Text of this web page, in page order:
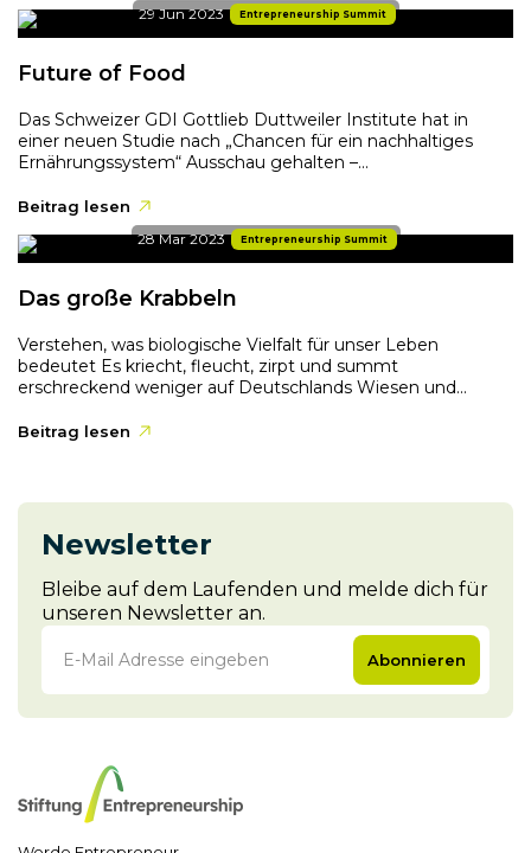
29 Jun 2023 Entrepreneurship Summit
Future of Food
Das Schweizer GDI Gottlieb Duttweiler Institute hat in
einer neuen Studie nach „Chancen für ein nachhaltiges
Ernährungssystem“ Ausschau gehalten –...
Beitrag lesen
28 Mar 2023 Entrepreneurship Summit
Das große Krabbeln
Verstehen, was biologische Vielfalt für unser Leben
bedeutet Es kriecht, fleucht, zirpt und summt
erschreckend weniger auf Deutschlands Wiesen und...
Beitrag lesen
Newsletter
Bleibe auf dem Laufenden und melde dich für
unseren Newsletter an.
Abonnieren